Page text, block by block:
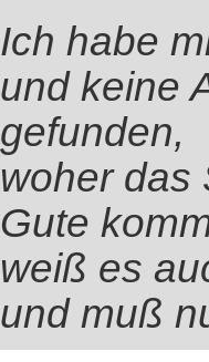
Ich habe
und keine
gefunden,
woher das
Gute
weiß es
und muß